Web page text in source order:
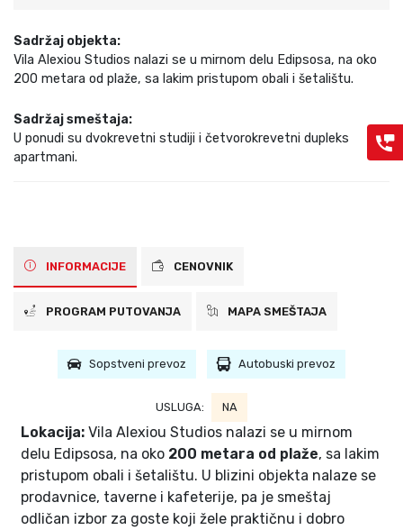
Sadržaj objekta:
Vila Alexiou Studios nalazi se u mirnom delu Edipsosa, na oko
200 metara od plaže, sa lakim pristupom obali i šetalištu.
Sadržaj smeštaja:
U ponudi su dvokrevetni studiji i četvorokrevetni dupleks
apartmani.
INFORMACIJE CENOVNIK
PROGRAM PUTOVANJA MAPA SMEŠTAJA
Sopstveni prevoz Autobuski prevoz
USLUGA: NA
Lokacija: Vila Alexiou Studios nalazi se u mirnom
delu Edipsosa, na oko 200 metara od plaže, sa lakim
pristupom obali i šetalištu. U blizini objekta nalaze se
prodavnice, taverne i kafeterije, pa je smeštaj
odličan izbor za goste koji žele praktičnu i dobro